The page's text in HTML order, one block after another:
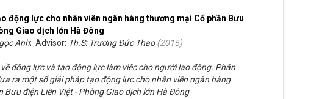
động lực cho nhân viên ngân hàng thương mại Cổ phần Bưu
Giao dịch lớn Hà Đông
Anh; Advisor: Th.S: Trương Đức Thao(2015)
động lực và tạo động lực làm việc cho người lao động. Phân
ra một số giải pháp tạo động lực cho nhân viên ngân hàng
Bưu điện Liên Việt - Phòng Giao dịch lớn Hà Đông